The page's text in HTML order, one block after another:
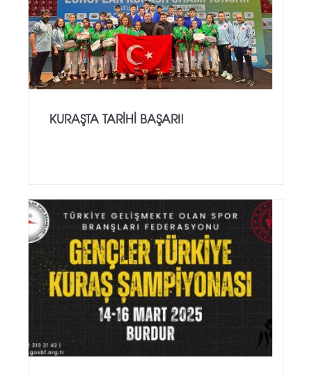
KURAŞTA TARİHİ BAŞARI!